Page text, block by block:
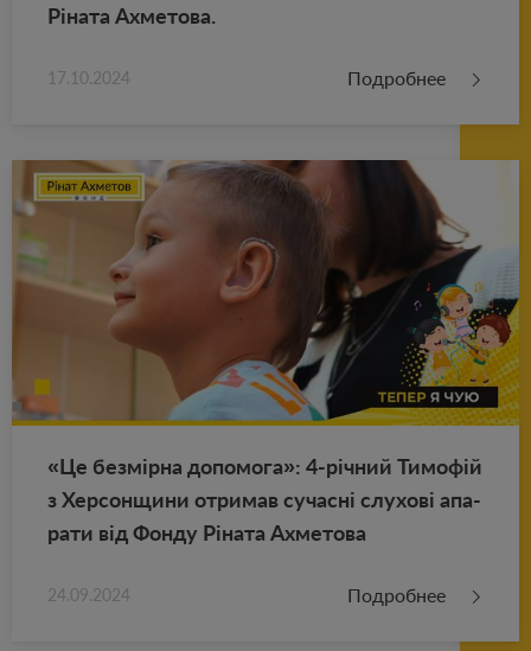
Ріната Ах­ме­то­ва.
17.10.2024 Подробнее
«Це безмірна до­по­мо­га»: 4-річний Тимофій
з Хер­сон­щи­ни от­ри­мав су­часні слу­хові апа­
ра­ти від Фонду Ріната Ах­ме­то­ва
24.09.2024 Подробнее